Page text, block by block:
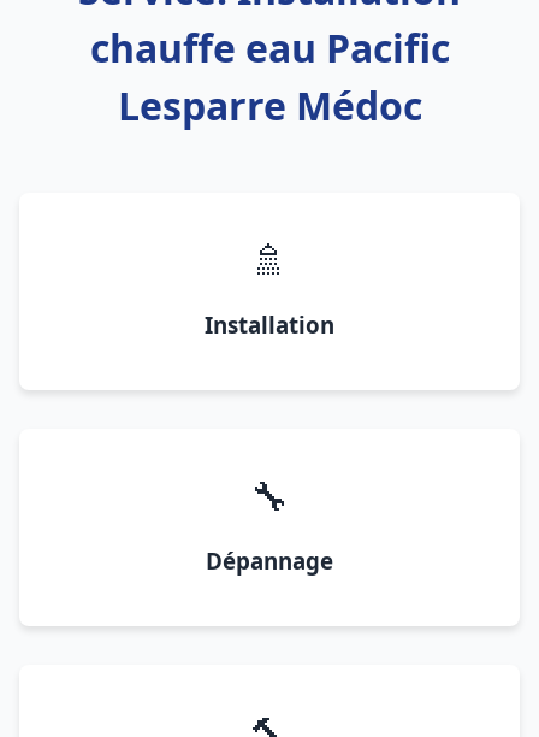
chauffe eau Pacific
Lesparre Médoc
🚿
Installation
🔧
Dépannage